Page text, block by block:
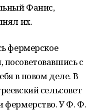
Фанис,
их.
фермерское
с
в новом деле. В
сельсовет
фермерство. У Ф. Ф.